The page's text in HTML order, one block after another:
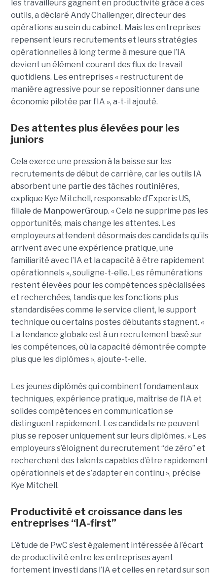
les travailleurs gagnent en productivité grâce à ces
outils, a déclaré Andy Challenger, directeur des
opérations au sein du cabinet. Mais les entreprises
repensent leurs recrutements et leurs stratégies
opérationnelles à long terme à mesure que l’IA
devient un élément courant des flux de travail
quotidiens. Les entreprises « restructurent de
manière agressive pour se repositionner dans une
économie pilotée par l’IA », a-t-il ajouté.
Des attentes plus élevées pour les
juniors
Cela exerce une pression à la baisse sur les
recrutements de début de carrière, car les outils IA
absorbent une partie des tâches routinières,
explique Kye Mitchell, responsable d’Experis US,
filiale de ManpowerGroup. « Cela ne supprime pas les
opportunités, mais change les attentes. Les
employeurs attendent désormais des candidats qu’ils
arrivent avec une expérience pratique, une
familiarité avec l’IA et la capacité à être rapidement
opérationnels », souligne-t-elle. Les rémunérations
restent élevées pour les compétences spécialisées
et recherchées, tandis que les fonctions plus
standardisées comme le service client, le support
technique ou certains postes débutants stagnent. «
La tendance globale est à un recrutement basé sur
les compétences, où la capacité démontrée compte
plus que les diplômes », ajoute-t-elle.
Les jeunes diplômés qui combinent fondamentaux
techniques, expérience pratique, maîtrise de l’IA et
solides compétences en communication se
distinguent rapidement. Les candidats ne peuvent
plus se reposer uniquement sur leurs diplômes. « Les
employeurs s’éloignent du recrutement “de zéro” et
recherchent des talents capables d’être rapidement
opérationnels et de s’adapter en continu », précise
Kye Mitchell.
Productivité et croissance dans les
entreprises “IA-first”
L’étude de PwC s’est également intéressée à l’écart
de productivité entre les entreprises ayant
fortement investi dans l’IA et celles en retard sur son